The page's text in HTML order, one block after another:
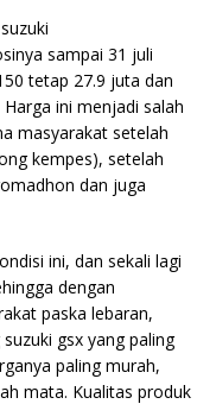
sampai 31 juli
tetap 27.9 juta dan
ini menjadi salah
masyarakat setelah
kempes), setelah
dan juga
ini, dan sekali lagi
dengan
paska lebaran,
gsx yang paling
paling murah,
mata. Kualitas produk